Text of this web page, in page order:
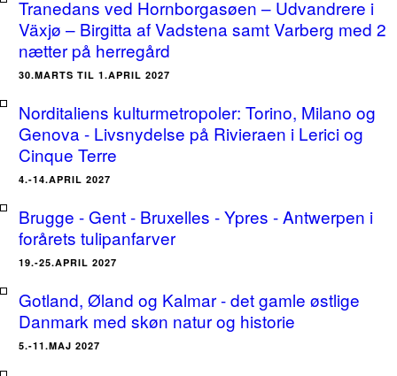
Tranedans ved Hornborgasøen – Udvandrere i
Växjø – Birgitta af Vadstena samt Varberg med 2
nætter på herregård
30.MARTS TIL 1.APRIL 2027
Norditaliens kulturmetropoler: Torino, Milano og
Genova - Livsnydelse på Rivieraen i Lerici og
Cinque Terre
4.-14.APRIL 2027
Brugge - Gent - Bruxelles - Ypres - Antwerpen i
forårets tulipanfarver
19.-25.APRIL 2027
Gotland, Øland og Kalmar - det gamle østlige
Danmark med skøn natur og historie
5.-11.MAJ 2027